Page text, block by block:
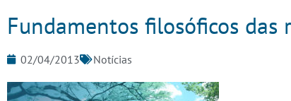
Fundamentos filosóficos das
02/04/2013 Notícias